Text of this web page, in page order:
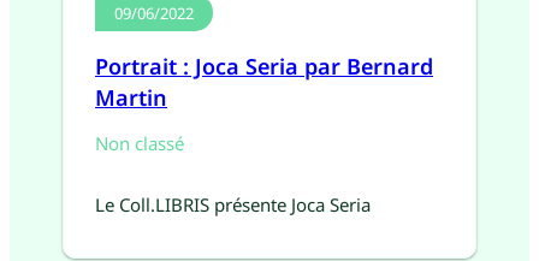
09/06/2022
Portrait : Joca Seria par Bernard
Martin
Non classé
Le Coll.LIBRIS présente Joca Seria